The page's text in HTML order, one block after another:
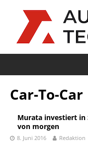
Car-To-Car
Murata investiert in
von morgen
8. Juni 2016 Redaktion